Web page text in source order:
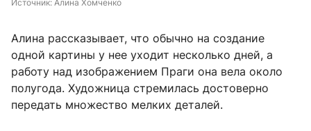
Источник: Алина Хомченко
Алина рассказывает, что обычно на создание
одной картины у нее уходит несколько дней, а
работу над изображением Праги она вела около
полугода. Художница стремилась достоверно
передать множество мелких деталей.